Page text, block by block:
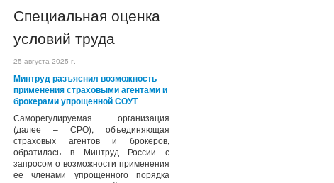
Специальная оценка
условий труда
25 августа 2025 г.
Минтруд разъяснил возможность
применения страховыми агентами и
брокерами упрощенной СОУТ
Саморегулируемая организация
(далее – СРО), объединяющая
страховых агентов и брокеров,
обратилась в Минтруд России с
запросом о возможности применения
ее членами упрощенного порядка